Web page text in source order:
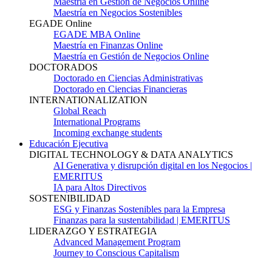
Maestría en Negocios Sostenibles
EGADE Online
EGADE MBA Online
Maestría en Finanzas Online
Maestría en Gestión de Negocios Online
DOCTORADOS
Doctorado en Ciencias Administrativas
Doctorado en Ciencias Financieras
INTERNATIONALIZATION
Global Reach
International Programs
Incoming exchange students
Educación Ejecutiva
DIGITAL TECHNOLOGY & DATA ANALYTICS
AI Generativa y disrupción digital en los Negocios |
EMERITUS
IA para Altos Directivos
SOSTENIBILIDAD
ESG y Finanzas Sostenibles para la Empresa
Finanzas para la sustentabilidad | EMERITUS
LIDERAZGO Y ESTRATEGIA
Advanced Management Program
Journey to Conscious Capitalism